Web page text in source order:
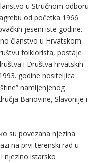
u Stručnom odboru
od početka 1966.
jeseni iste godine.
članstvo u Hrvatskom
folklorista, postaje
i Društva hrvatskih
godine nositeljica
namijenjenog
Banovine, Slavonije i
su povezana njezina
na prvi terenski rad u
njezino istarsko